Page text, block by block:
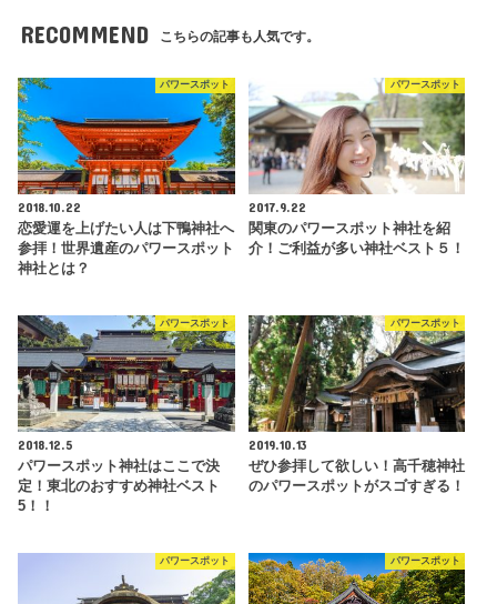
RECOMMEND こちらの記事も人気です。
パワースポット
2018.10.22
恋愛運を上げたい人は下鴨神社へ
参拝！世界遺産のパワースポット
神社とは？
パワースポット
2017.9.22
関東のパワースポット神社を紹
介！ご利益が多い神社ベスト５！
パワースポット
2018.12.5
パワースポット神社はここで決
定！東北のおすすめ神社ベスト
5！！
パワースポット
2019.10.13
ぜひ参拝して欲しい！高千穂神社
のパワースポットがスゴすぎる！
パワースポット パワースポット